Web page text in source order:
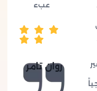
عبء
روان تامر